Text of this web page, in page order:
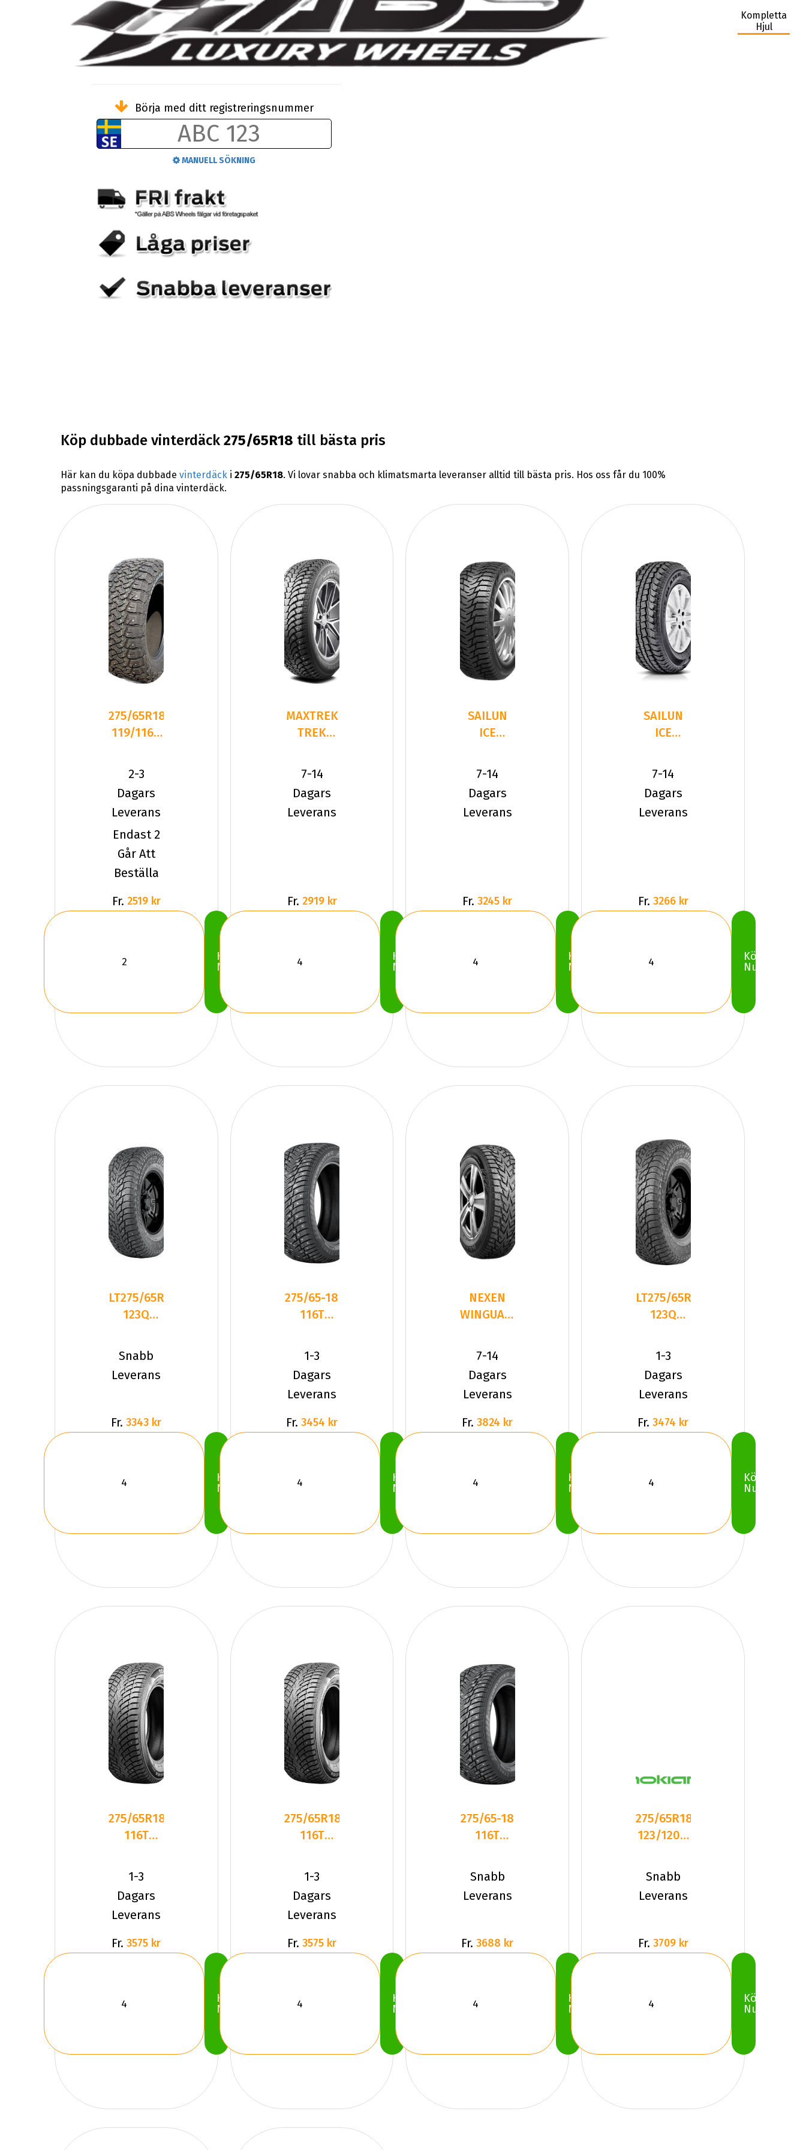
Kompletta
Hjul
Börja med ditt registreringsnummer
MANUELL SÖKNING
Köp dubbade vinterdäck 275/65R18 till bästa pris
Här kan du köpa dubbade vinterdäcki 275/65R18. Vi lovar snabba och klimatsmarta leveranser alltid till bästa pris. Hos oss får du 100%
passningsgaranti på dina vinterdäck.
275/65R18
119/116R
XTS
Studd
2-3
Dagars
Leverans
Endast 2
Går Att
Beställa
Fr. 2519 kr
Köp
Nu
MAXTREK
TREK
275/65R18
116 S
7-14
Dagars
Leverans
Fr. 2919 kr
Köp
Nu
SAILUN
ICE
WS T3
275/65R18
116 T
7-14
Dagars
Leverans
Fr. 3245 kr
Köp
Nu
SAILUN
ICE
WST2
275/65R18
116 S
7-14
Dagars
Leverans
Fr. 3266 kr
Köp
Nu
LT275/65R18
123Q
HKPL LT3
Dubbat
Snabb
Leverans
Fr. 3343 kr
Köp
Nu
275/65-18
116T
SUV
Dubbat
2024
1-3
Dagars
Leverans
Fr. 3454 kr
Köp
Nu
NEXEN
WINGUARD
275/65R18
116 T
7-14
Dagars
Leverans
Fr. 3824 kr
Köp
Nu
LT275/65R18
123Q
Dubbat
2024
1-3
Dagars
Leverans
Fr. 3474 kr
Köp
Nu
275/65R18
116T
ARCTIC
VISION
RW0
1-3
Dagars
Leverans
Fr. 3575 kr
Köp
Nu
275/65R18
116T
ARCTIC
VISION
RW0
1-3
Dagars
Leverans
Fr. 3575 kr
Köp
Nu
275/65-18
116T
HKPL 10
SUV
Dubbat
Snabb
Leverans
Fr. 3688 kr
Köp
Nu
275/65R18C
123/120Q
HAKKAPELIITT
Snabb
Leverans
Fr. 3709 kr
Köp
Nu